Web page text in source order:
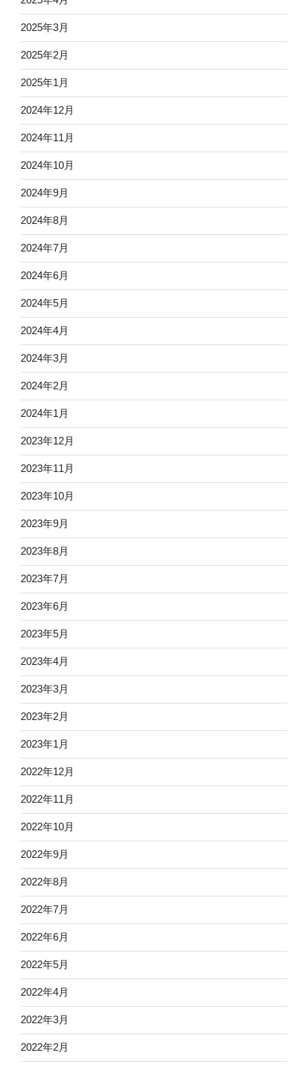
2025年3月
2025年2月
2025年1月
2024年12月
2024年11月
2024年10月
2024年9月
2024年8月
2024年7月
2024年6月
2024年5月
2024年4月
2024年3月
2024年2月
2024年1月
2023年12月
2023年11月
2023年10月
2023年9月
2023年8月
2023年7月
2023年6月
2023年5月
2023年4月
2023年3月
2023年2月
2023年1月
2022年12月
2022年11月
2022年10月
2022年9月
2022年8月
2022年7月
2022年6月
2022年5月
2022年4月
2022年3月
2022年2月